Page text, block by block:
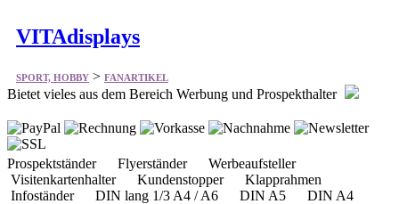
VITAdisplays
SPORT, HOBBY>FANARTIKEL
Bietet vieles aus dem Bereich Werbung und Prospekthalter
Prospektständer Flyerständer Werbeaufsteller
Visitenkartenhalter Kundenstopper Klapprahmen
Infoständer DIN lang 1/3 A4 / A6 DIN A5 DIN A4